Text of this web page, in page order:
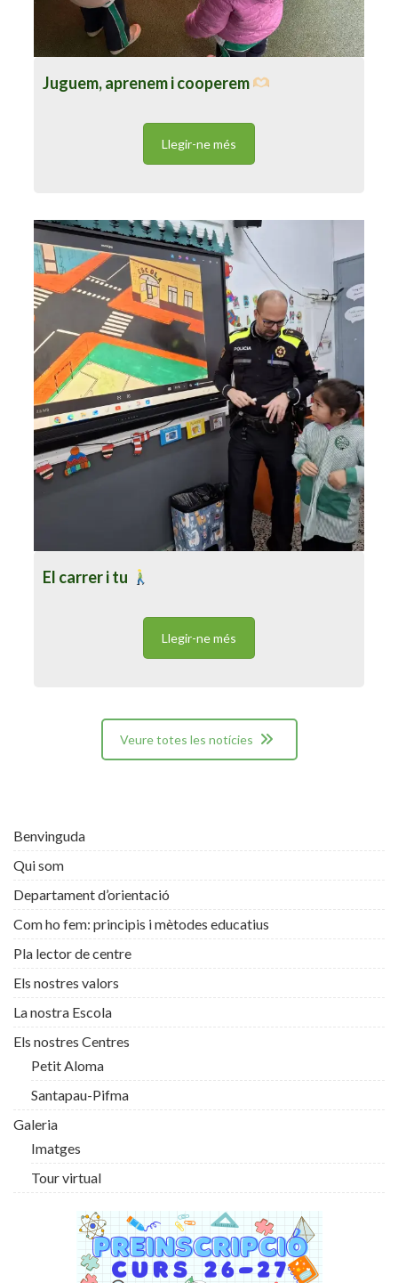
Juguem, aprenem i cooperem
Llegir-ne més
El carrer i tu
El carrer i tu
Llegir-ne més
Veure totes les notícies
Benvinguda
Qui som
Departament d’orientació
Com ho fem: principis i mètodes educatius
Pla lector de centre
Els nostres valors
La nostra Escola
Els nostres Centres
Petit Aloma
Santapau-Pifma
Galeria
Imatges
Tour virtual